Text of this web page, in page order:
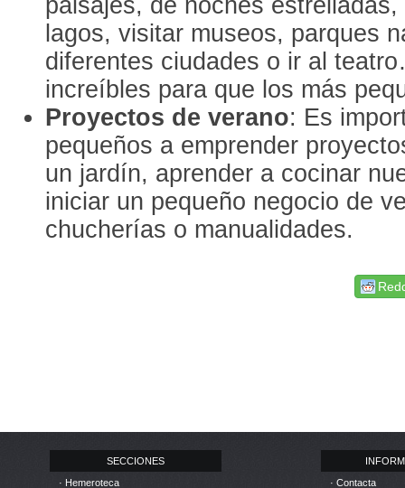
lagos, visitar museos, parques
diferentes ciudades o ir al
increíbles para que los más
Proyectos de verano: Es
pequeños a emprender
un jardín, aprender a cocinar
iniciar un pequeño negocio de
chucherías o manualidades.
SECCIONES
· Hemeroteca
· Contacta